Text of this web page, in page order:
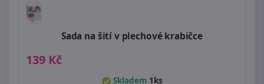
Sada na šití v plechové krabičce
139 Kč
Skladem 1ks